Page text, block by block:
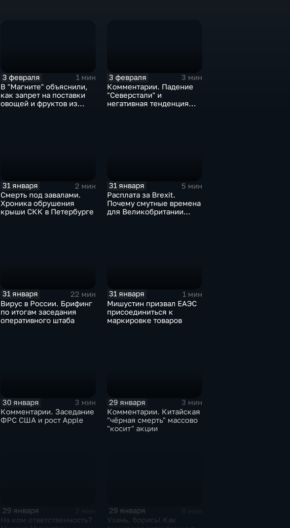
3 февраля
1 мин
В "Магните" объяснили,
как запрет на поставки
овощей и фруктов из
3 февраля
3 мин
Комментарии. Падение
"Северстали" и
негативная тенденция
31 января
2 мин
Смерть под завалами.
Хроника обрушения
крыши СКК в Петербурге
31 января
5 мин
Расплата за Brexit.
Почему смутные времена
для Великобритании
31 января
22 мин
Вирус в России. Брифинг
по итогам заседания
оперативного штаба
31 января
1 мин
Мишустин призвал ЕАЭС
присоединиться к
маркировке товаров
30 января
3 мин
Комментарии. Заседание
ФРС США и рост Apple
29 января
3 мин
Комментарии. Китайская
"чёрная смерть" массово
"косит" акции
29 января
На ком ответственность?
29 января
Ухань, борись! Как